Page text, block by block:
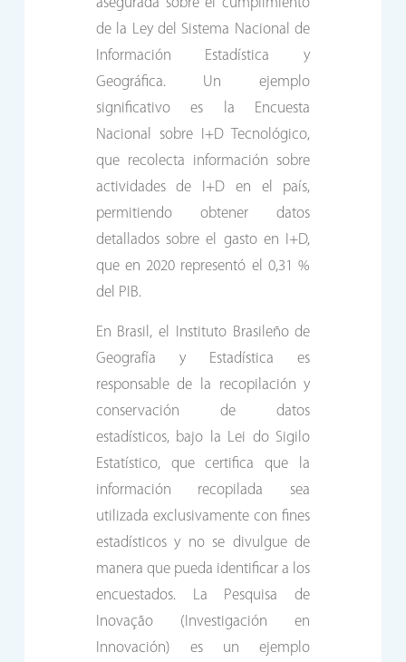
asegurada sobre el cumplimiento
de la Ley del Sistema Nacional de
Información Estadística y
Geográfica. Un ejemplo
significativo es la Encuesta
Nacional sobre I+D Tecnológico,
que recolecta información sobre
actividades de I+D en el país,
permitiendo obtener datos
detallados sobre el gasto en I+D,
que en 2020 representó el 0,31 %
del PIB.
En Brasil, el Instituto Brasileño de
Geografía y Estadística es
responsable de la recopilación y
conservación de datos
estadísticos, bajo la Lei do Sigilo
Estatístico, que certifica que la
información recopilada sea
utilizada exclusivamente con fines
estadísticos y no se divulgue de
manera que pueda identificar a los
encuestados. La Pesquisa de
Inovação (Investigación en
Innovación) es un ejemplo